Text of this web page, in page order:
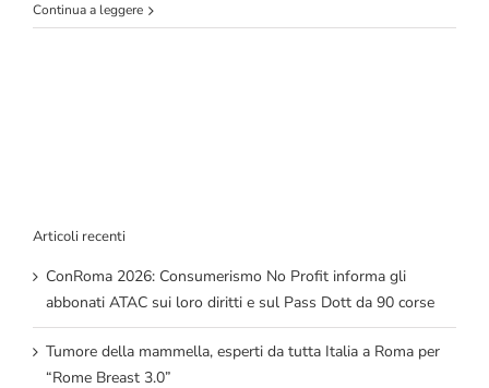
Continua a leggere
Articoli recenti
ConRoma 2026: Consumerismo No Profit informa gli
abbonati ATAC sui loro diritti e sul Pass Dott da 90 corse
Tumore della mammella, esperti da tutta Italia a Roma per
“Rome Breast 3.0”